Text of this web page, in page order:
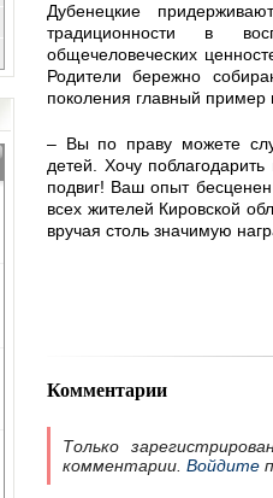
Дубенецкие
традиционности в
общечеловеческих
Родители бережно
поколения главный пример
– Вы по праву можете
детей. Хочу
подвиг! Ваш опыт
всех жителей Кировской
вручая столь значимую
Комментарии
Только
комментарии. Войдите